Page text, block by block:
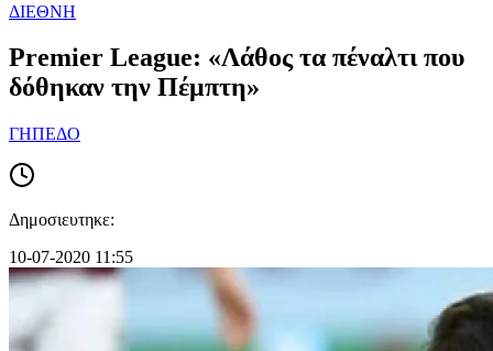
ΔΙΕΘΝΗ
Premier League: «Λάθος τα πέναλτι που
δόθηκαν την Πέμπτη»
ΓΗΠΕΔΟ
Δημοσιευτηκε:
10-07-2020 11:55